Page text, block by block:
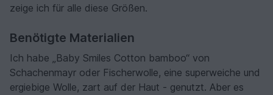
zeige ich für alle diese Größen.
Benötigte Materialien
Ich habe „Baby Smiles Cotton bamboo“ von
Schachenmayr oder Fischerwolle, eine superweiche und
ergiebige Wolle, zart auf der Haut - genutzt. Aber es